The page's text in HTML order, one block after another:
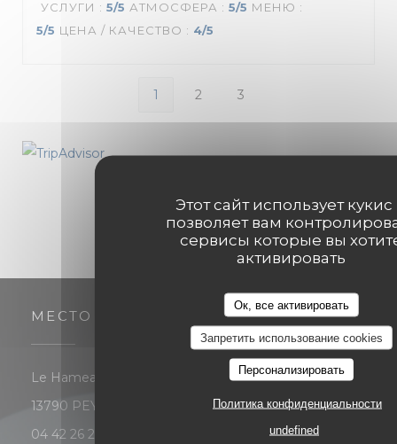
Этот сайт использует кукис
позволяет вам
сервисы которые вы
активировать
Ок, все активировать
Запретить использование cookies
Персонализировать
Политика конфиденциальности
undefined
УСЛУГИ : 5/5 АТМОСФЕРА : 5/5 МЕНЮ :
5/5 ЦЕНА / КАЧЕСТВО : 4/5
1 2 3
МЕСТО
Le Hameau Les Michels - 7 rue du Chêne de Louiset
13790 PEYNIER
((открывается в новом окне))
04 42 26 28 56